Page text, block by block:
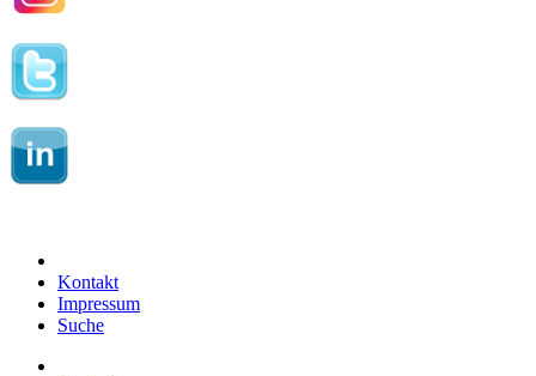
Kontakt
Impressum
Suche